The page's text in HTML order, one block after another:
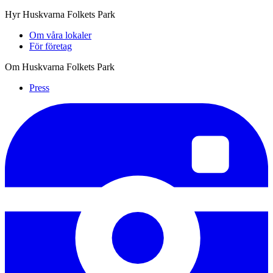
Hyr Huskvarna Folkets Park
Om våra lokaler
För företag
Om Huskvarna Folkets Park
Press